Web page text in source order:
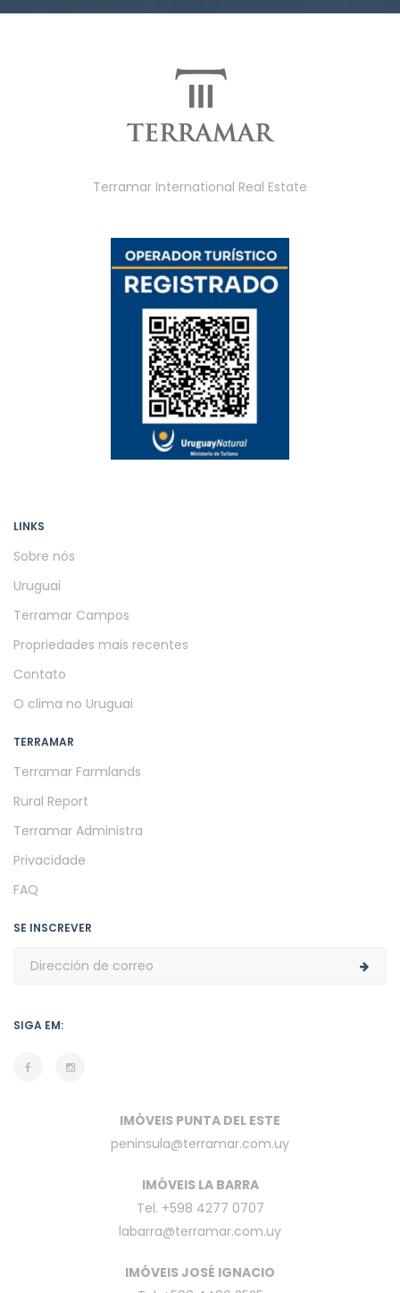
Terramar International Real Estate
LINKS
Sobre nós
Uruguai
Terramar Campos
Propriedades mais recentes
Contato
O clima no Uruguai
TERRAMAR
Terramar Farmlands
Rural Report
Terramar Administra
Privacidade
FAQ
SE INSCREVER
SIGA EM:
IMÓVEIS PUNTA DEL ESTE
peninsula@terramar.com.uy
IMÓVEIS LA BARRA
Tel. +598 4277 0707
labarra@terramar.com.uy
IMÓVEIS JOSÉ IGNACIO